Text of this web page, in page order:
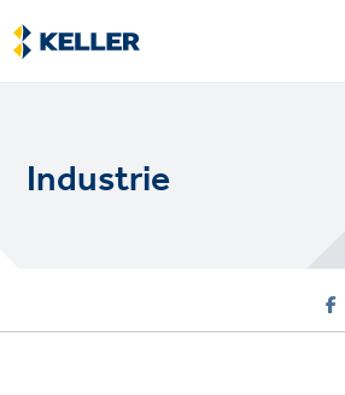
Skip
to
main
Industrie